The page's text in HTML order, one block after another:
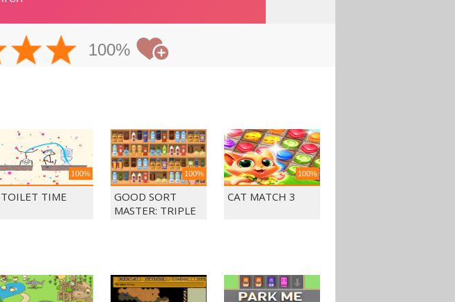
100%
100%
TOILET TIME
100%
GOOD SORT
MASTER: TRIPLE
100%
CAT MATCH 3